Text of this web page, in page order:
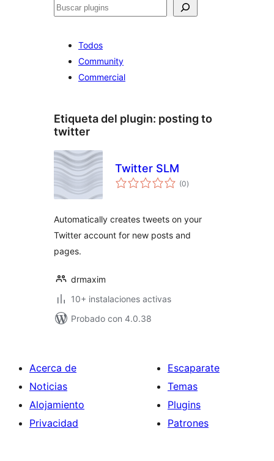
Buscar
Todos
Community
Commercial
Etiqueta del plugin: posting to
twitter
Twitter SLM
(0total
de
)
Automatically creates tweets on your
Twitter account for new posts and
pages.
drmaxim
10+ instalaciones activas
Probado con 4.0.38
Acerca de
Noticias
Alojamiento
Privacidad
Escaparate
Temas
Plugins
Patrones